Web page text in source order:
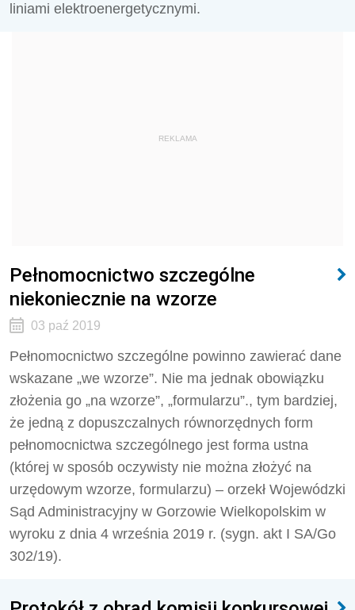
liniami elektroenergetycznymi.
REKLAMA
Pełnomocnictwo szczególne
niekoniecznie na wzorze
03 paź 2019
Pełnomocnictwo szczególne powinno zawierać dane
wskazane „we wzorze”. Nie ma jednak obowiązku
złożenia go „na wzorze”, „formularzu”., tym bardziej,
że jedną z dopuszczalnych równorzędnych form
pełnomocnictwa szczególnego jest forma ustna
(której w sposób oczywisty nie można złożyć na
urzędowym wzorze, formularzu) – orzekł Wojewódzki
Sąd Administracyjny w Gorzowie Wielkopolskim w
wyroku z dnia 4 września 2019 r. (sygn. akt I SA/Go
302/19).